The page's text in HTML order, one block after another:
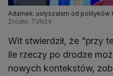
Adamek: usłyszałam od
weekend to jest ten czas na
Źródło: TVN24
Wit stwierdził, że "przy
ile rzeczy po drodze
nowych kontekstów,